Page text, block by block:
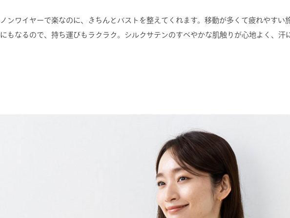
ノンワイヤーで楽なのに、きちんとバストを整えてくれます。移動が多くて疲れやす
にもなるので、持ち運びもラクラク。シルクサテンのすべやかな肌触りが心地よく、汗